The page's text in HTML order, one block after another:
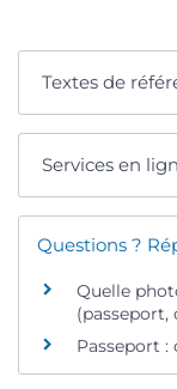
Textes de
Services en
Questions ?
Quelle
(passeport,
Passeport